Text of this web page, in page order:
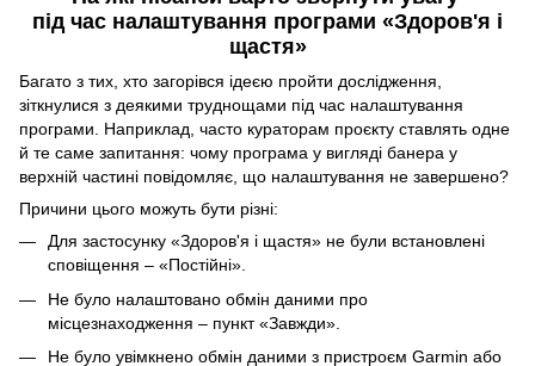
під час налаштування програми «Здоров'я і
щастя»
Багато з тих, хто загорівся ідеєю пройти дослідження,
зіткнулися з деякими труднощами під час налаштування
програми. Наприклад, часто кураторам проєкту ставлять одне
й те саме запитання: чому програма у вигляді банера у
верхній частині повідомляє, що налаштування не завершено?
Причини цього можуть бути різні:
Для застосунку «Здоров'я і щастя» не були встановлені
сповіщення – «Постійні».
Не було налаштовано обмін даними про
місцезнаходження – пункт «Завжди».
Не було увімкнено обмін даними з пристроєм Garmin або